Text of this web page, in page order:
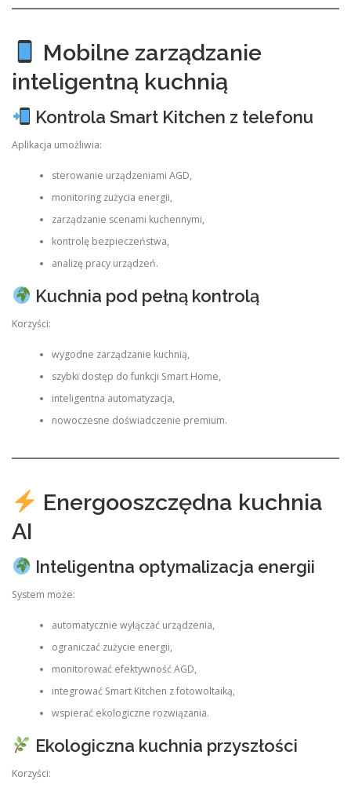
Mobilne zarządzanie
inteligentną kuchnią
Kontrola Smart Kitchen z telefonu
Aplikacja umożliwia:
sterowanie urządzeniami AGD,
monitoring zużycia energii,
zarządzanie scenami kuchennymi,
kontrolę bezpieczeństwa,
analizę pracy urządzeń.
Kuchnia pod pełną kontrolą
Korzyści:
wygodne zarządzanie kuchnią,
szybki dostęp do funkcji Smart Home,
inteligentna automatyzacja,
nowoczesne doświadczenie premium.
Energooszczędna kuchnia
AI
Inteligentna optymalizacja energii
System może:
automatycznie wyłączać urządzenia,
ograniczać zużycie energii,
monitorować efektywność AGD,
integrować Smart Kitchen z fotowoltaiką,
wspierać ekologiczne rozwiązania.
Ekologiczna kuchnia przyszłości
Korzyści: